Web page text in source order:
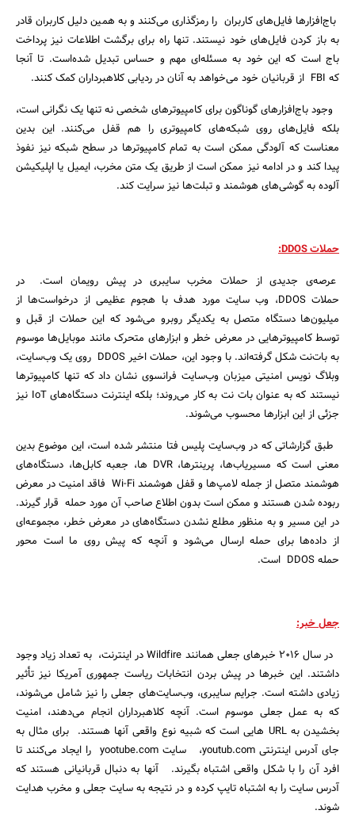
جستجو
باج‌افزارها فایل‌های کاربران را رمزگذاری می‌‌کنند و به همین دلیل کاربران قادر
به باز کردن فایل‌های خود نیستند. تنها راه برای برگشت اطلاعات نیز پرداخت
باج است که این خود به مسئله‌ای مهم و حساس تبدیل شده‌است. تا آنجا
که FBI از قربانیان خود می‌خواهد به آنان در ردیابی کلاهبرداران کمک کنند.
وجود باج‌افزارهای گوناگون برای کامپیوترهای شخصی نه تنها یک نگرانی است،
بلکه فایل‌های روی شبکه‌های کامپیوتری را هم قفل می‌کنند. این بدین
معناست که آلودگی ممکن است به تمام کامپیوترها در سطح شبکه نیز نفوذ
پیدا کند و در ادامه نیز ممکن است از طریق یک متن مخرب، ایمیل یا اپلیکیشن
آلوده به گوشی‌های هوشمند و تبلت‌ها نیز سرایت کند.
حملات DDOS:
عرصه‌ی جدیدی از حملات مخرب سایبری در پیش رویمان است. در
حملات DDOS، وب‌ سایت مورد هدف با هجوم عظیمی از درخواست‌ها از
میلیون‌ها دستگاه متصل به یکدیگر روبرو می‌شود که این حملات از قبل و
توسط کامپیوترهایی در معرض خطر و ابزارهای متحرک مانند موبایل‌ها موسوم
به بات‌نت شکل گرفته‌اند. با وجود این، حملات اخیر DDOS روی یک وب‌سایت،
وبلاگ‌ نویس امنیتی میزبان وب‌سایت فرانسوی نشان داد که تنها کامپیوترها
نیستند که به عنوان بات‌ نت به کار می‌روند؛ بلکه اینترنت دستگاه‌های IoT نیز
جزئی از این ابزارها محسوب می‌شوند.
طبق گزارشاتی که در وب‌سایت پلیس فتا منتشر شده است، این موضوع بدین
معنی است که مسیریاب‌ها، پرینترها، DVR ها، جعبه کابل‌ها، دستگاه‌های
هوشمند متصل از جمله لامپ‌ها و قفل هوشمند Wi-Fi فاقد امنیت در معرض
ربوده شدن هستند و ممکن است بدون اطلاع صاحب آن مورد حمله قرار گیرند.
در این مسیر و به منظور مطلع نشدن دستگاه‌های در معرض خطر، مجموعه‌ای
از داده‌ها برای حمله ارسال می‌شود و آنچه که پیش روی ما است محور
حمله DDOS است.
جعل خبر:
در سال ۲۰۱۶ خبرهای جعلی همانند Wildfire در اینترنت، به تعداد زیاد وجود
داشتند. این خبرها در پیش بردن انتخابات ریاست جمهوری آمریکا نیز تأثیر
زیادی داشته است. جرایم سایبری، وب‌‌سایت‌های جعلی را نیز شامل می‌شوند،
که به عمل جعلی موسوم است. آنچه کلاهبرداران انجام می‌دهند، امنیت
بخشیدن به URL هایی است که شبیه نوع واقعی آنها هستند. برای مثال به
جای آدرس اینترنتی youtub.com، سایت yootube.com را ایجاد می‌کنند تا
افرد آن را با شکل واقعی‌ اشتباه بگیرند. آنها به دنبال قربانیانی هستند که
آدرس سایت را به اشتباه تایپ کرده و در نتیجه به سایت جعلی و مخرب هدایت
شوند.